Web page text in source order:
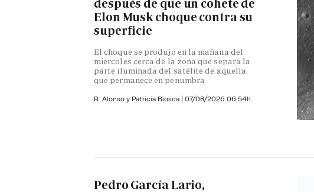
después de que un cohete de
Elon Musk choque contra su
superficie
El choque se produjo en la mañana del
miércoles cerca de la zona que separa la
parte iluminada del satélite de aquella
que permanece en penumbra
R. Alonso y Patricia Biosca | 07/08/2026 06:54h.
Pedro García Lario,